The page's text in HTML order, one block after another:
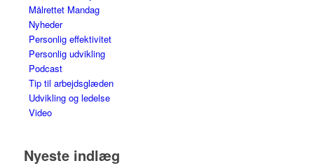
Målrettet Mandag
Nyheder
Personlig effektivitet
Personlig udvikling
Podcast
Tip til arbejdsglæden
Udvikling og ledelse
Video
Nyeste indlæg